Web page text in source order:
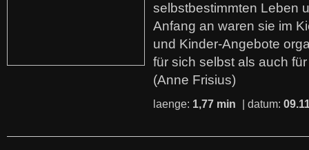
selbstbestimmten Leben
Anfang an waren sie im
und Kinder-Angebote
für sich selbst als auch
(Anne Frisius)
laenge: 1,77 min | datum: